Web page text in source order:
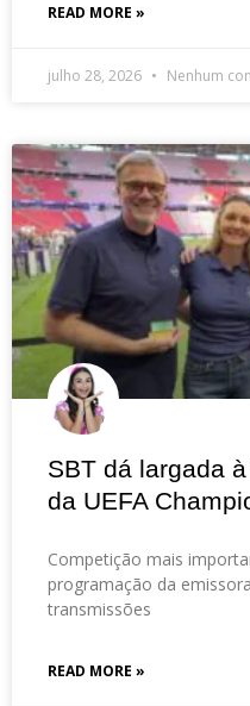
READ MORE »
julho 28, 2026 Nenhum
SBT dá largada
da UEFA
Competição mais
programação da
transmissões
READ MORE »